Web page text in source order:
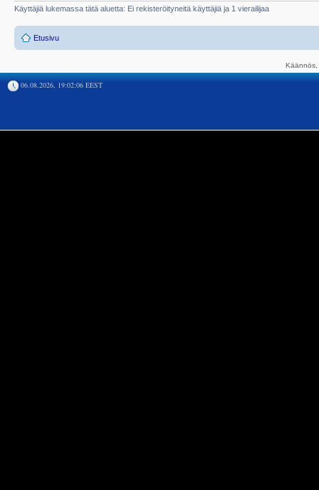
Käyttäjiä lukemassa tätä aluetta: Ei rekisteröityneitä käyttäjiä ja 1 vierailijaa
Etusivu
06.08.2026, 19:02:06 EEST